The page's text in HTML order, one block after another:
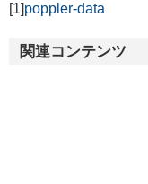
[1]poppler-data
関連コンテンツ